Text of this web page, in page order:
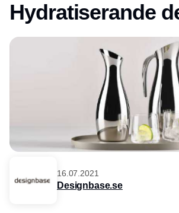
Hydratiserande
16.07.2021
Designbase.se